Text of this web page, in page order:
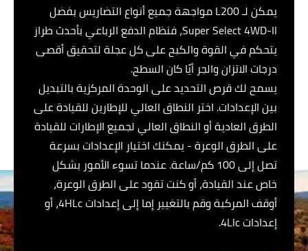
يمكن لـ L200 مواجهة جميع أنواع التضاريس بفضل
Super Select 4WD-II، فنظام الدفع الرباعي بأحدث طراز
يتحكم في القوة والكبح على كل عجلة لتحقيق أقصى
درجات الاتزان والجر أيًا كان السطح.
يسمح لك قرص التحديد على الوحدة المركزية بالتبديل
بين الإعدادات. اختر النطاق العالي للإطارين للقيادة على
الطرق العادية أو النطاق العالي لجميع الإطارات للقيادة
على الطرق الوعرة - يمكنك اختيار الإعدادات بسرعة
تصل إلى 100 كم/ساعة. عندما تسوء الأمور بشكل
خاص عند القيادة، أو كنت تقود على الطرق الوعرة،
أوقف المركبة وقم بالتغيير إما إلى إعدادات 4HLc، أو
إعدادات 4Llc.